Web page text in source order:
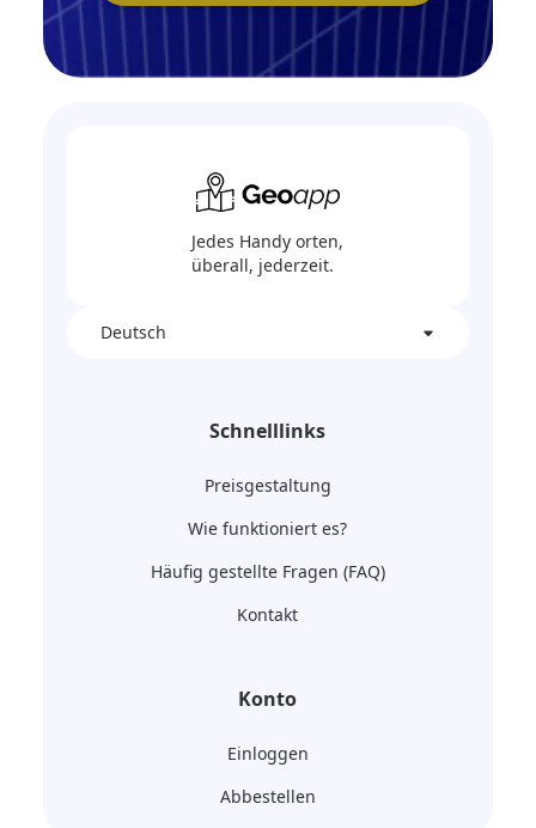
Jedes Handy orten,
überall, jederzeit.
Deutsch
Schnelllinks
Preisgestaltung
Wie funktioniert es?
Häufig gestellte Fragen (FAQ)
Kontakt
Konto
Einloggen
Abbestellen